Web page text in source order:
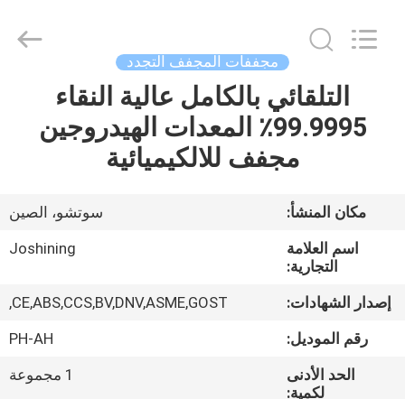
معلومات
جولة
المصنع
مراقبة
Technology
Co.,Ltd.
مجففات المجفف التجدد
التلقائي بالكامل عالية النقاء
99.9995٪ المعدات الهيدروجين
مجفف للالكيميائية
مكان المنشأ:
سوتشو، الصين
اسم العلامة
التجارية:
Joshining
إصدار الشهادات:
CE,ABS,CCS,BV,DNV,ASME,GOST,
رقم الموديل:
PH-AH
الحد الأدنى
لكمية:
1 مجموعة